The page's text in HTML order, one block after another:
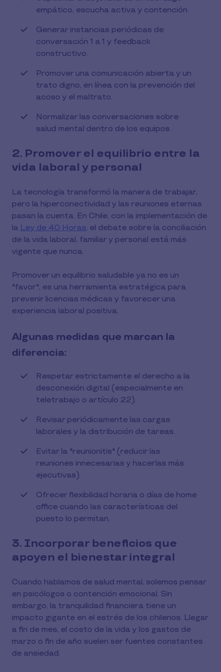
empático, escucha activa y contención.
Generar instancias periódicas de
conversación 1 a 1 y feedback
constructivo.
Promover una comunicación abierta y un
trato digno, en línea con la prevención del
acoso y el maltrato.
Normalizar las conversaciones sobre
salud mental dentro de los equipos.
2. Promover el equilibrio entre la
vida laboral y personal
La tecnología transformó la manera de trabajar,
pero la hiperconectividad y las reuniones eternas
pasan la cuenta. En Chile, con la implementación de
la Ley de 40 Horas, el debate sobre la conciliación
de la vida laboral, familiar y personal está más
vigente que nunca.
Promover un equilibrio saludable ya no es un
"favor", es una herramienta estratégica para
prevenir licencias médicas y favorecer una
experiencia laboral positiva.
Algunas medidas que marcan la
diferencia:
Respetar estrictamente el derecho a la
desconexión digital (especialmente en
teletrabajo o artículo 22).
Revisar periódicamente las cargas
laborales y la distribución de tareas.
Evitar la "reunionitis" (reducir las
reuniones innecesarias y hacerlas más
ejecutivas).
Ofrecer flexibilidad horaria o días de home
office cuando las características del
puesto lo permitan.
3. Incorporar beneficios que
apoyen el bienestar integral
Cuando hablamos de salud mental, solemos pensar
en psicólogos o contención emocional. Sin
embargo, la tranquilidad financiera tiene un
impacto gigante en el estrés de los chilenos. Llegar
a fin de mes, el costo de la vida y los gastos de
marzo o fin de año suelen ser fuentes constantes
de ansiedad.